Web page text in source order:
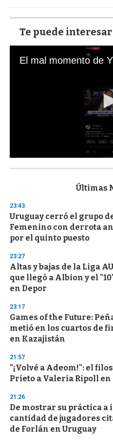
Te puede interesar
s
d
s
o
f
3
s
e
c
o
n
Últimas
23:43
Uruguay cerró el grupo
Femenino con derrota
por el quinto puesto
23:27
Altas y bajas de la Liga
que llegó a Albion y el
en Depor
23:17
Games of the Future:
metió en los cuartos de
en Kazajistán
21:57
"¡Volvé a Adeom!": el
Prieto a Valeria Ripoll en
21:26
De mostrar su práctica
cantidad de jugadores
de Forlán en Uruguay